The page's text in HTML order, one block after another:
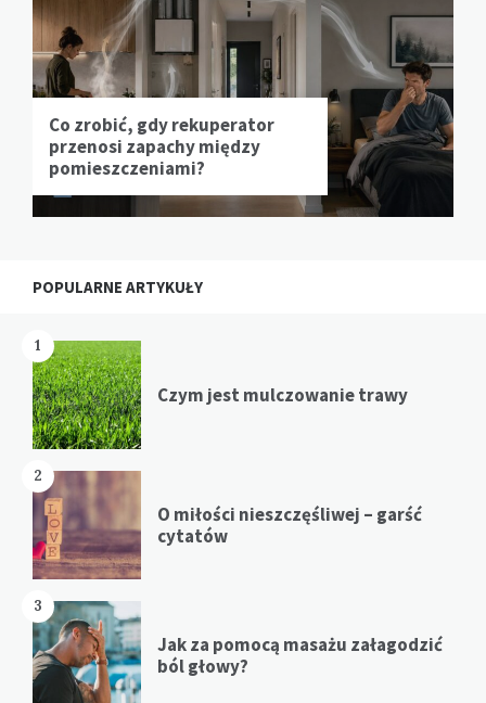
Co zrobić, gdy rekuperator
przenosi zapachy między
pomieszczeniami?
POPULARNE ARTYKUŁY
1
Czym jest mulczowanie trawy
2
O miłości nieszczęśliwej – garść
cytatów
3
Jak za pomocą masażu załagodzić
ból głowy?